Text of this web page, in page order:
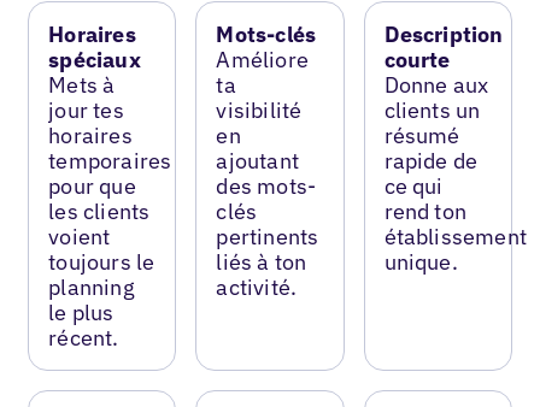
Horaires
spéciaux
Mets à
jour tes
horaires
temporaires
pour que
les clients
voient
toujours le
planning
le plus
récent.
Mots-clés
Améliore
ta
visibilité
en
ajoutant
des mots-
clés
pertinents
liés à ton
activité.
Description
courte
Donne aux
clients un
résumé
rapide de
ce qui
rend ton
établissement
unique.